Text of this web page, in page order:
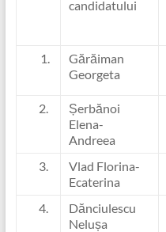
candidatului
Gărăiman
Georgeta
2.
Șerbănoi
Elena-
Andreea
3.
Vlad Florina-
Ecaterina
4.
Dănciulescu
Nelușa